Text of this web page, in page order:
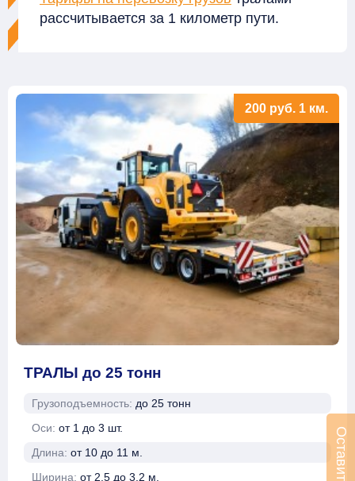
рассчитывается за 1 километр пути.
ТРАЛЫ до 25 тонн
Грузоподъемность: до 25 тонн
Оси: от 1 до 3 шт.
Длина: от 10 до 11 м.
Ширина: от 2.5 до 3.2 м.
200 руб. 1 км.